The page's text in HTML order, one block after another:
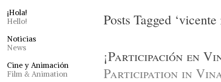
¡Hola!
Hello!
Noticias
News
Cine y Animación
Film & Animation
Posts Tagged
¡Participación en
Participation in